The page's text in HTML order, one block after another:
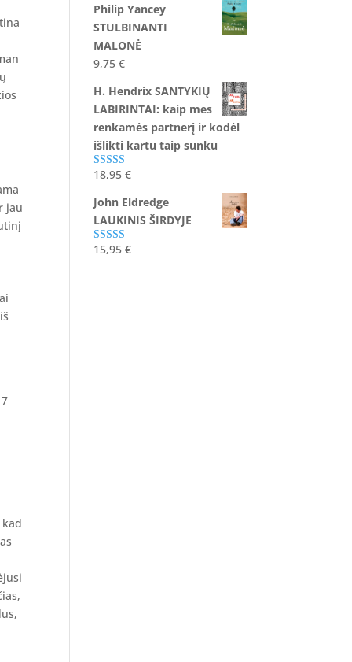
jau
Philip Yancey
STULBINANTI
MALONĖ
9,75€
H. Hendrix SANTYKIŲ
LABIRINTAI: kaip mes
renkamės partnerį ir kodėl
išlikti kartu taip sunku
Įvertinimas:
18,95€
John Eldredge
LAUKINIS ŠIRDYJE
Įvertinimas:
15,95€